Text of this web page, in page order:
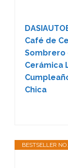
Café de
Sombrero
Cerámica
Chica
BESTSELLER